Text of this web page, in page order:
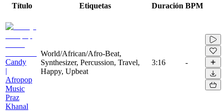
Título Etiquetas Duración BPM
Candy
|
Afropop
Music
Praz
Khanal
World/African/Afro-Beat,
Synthesizer, Percussion, Travel,
Happy, Upbeat
3:16 -